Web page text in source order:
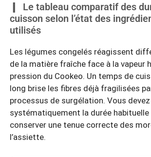
Le tableau comparatif des
cuisson selon l’état des
utilisés
Les légumes congelés réagissent
de la matière fraîche face à la vapeur
pression du Cookeo. Un temps de
long brise les fibres déjà fragilisées
processus de surgélation. Vous
systématiquement la durée habituelle
conserver une tenue correcte des
l’assiette.